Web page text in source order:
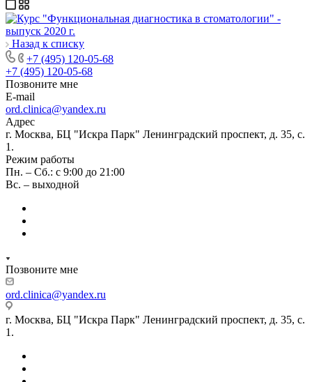
Назад к списку
+7 (495) 120-05-68
+7 (495) 120-05-68
Позвоните мне
E-mail
ord.clinica@yandex.ru
Адрес
г. Москва, БЦ "Искра Парк" Ленинградский проспект, д. 35, с.
1.
Режим работы
Пн. – Сб.: с 9:00 до 21:00
Вс. – выходной
Позвоните мне
ord.clinica@yandex.ru
г. Москва, БЦ "Искра Парк" Ленинградский проспект, д. 35, с.
1.